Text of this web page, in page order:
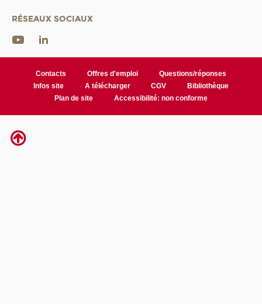
RÉSEAUX SOCIAUX
Contacts Offres d'emploi
Questions/réponses
Infos site
A télécharger CGV
Bibliothèque
Plan de site
Accessibilité: non conforme